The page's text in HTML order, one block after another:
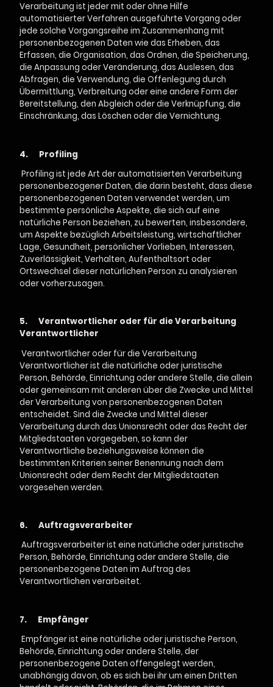
Verarbeitung ist jeder mit oder ohne Hilfe
automatisierter Verfahren ausgeführte Vorgang oder
jede solche Vorgangsreihe im Zusammenhang mit
personenbezogenen Daten wie das Erheben, das
Erfassen, die Organisation, das Ordnen, die Speicherung,
die Anpassung oder Veränderung, das Auslesen, das
Abfragen, die Verwendung, die Offenlegung durch
Übermittlung, Verbreitung oder eine andere Form der
Bereitstellung, den Abgleich oder die Verknüpfung, die
Einschränkung, das Löschen oder die Vernichtung.
4.
Profiling
Profiling ist jede Art der automatisierten Verarbeitung
personenbezogener Daten, die darin besteht, dass diese
personenbezogenen Daten verwendet werden, um
bestimmte persönliche Aspekte, die sich auf eine
natürliche Person beziehen, zu bewerten, insbesondere,
um Aspekte bezüglich Arbeitsleistung, wirtschaftlicher
Lage, Gesundheit, persönlicher Vorlieben, Interessen,
Zuverlässigkeit, Verhalten, Aufenthaltsort oder
Ortswechsel dieser natürlichen Person zu analysieren
oder vorherzusagen.
5.
Verantwortlicher oder für die Verarbeitung
Verantwortlicher
Verantwortlicher oder für die Verarbeitung
Verantwortlicher ist die natürliche oder juristische
Person, Behörde, Einrichtung oder andere Stelle, die allein
oder gemeinsam mit anderen über die Zwecke und Mittel
der Verarbeitung von personenbezogenen Daten
entscheidet. Sind die Zwecke und Mittel dieser
Verarbeitung durch das Unionsrecht oder das Recht der
Mitgliedstaaten vorgegeben, so kann der
Verantwortliche beziehungsweise können die
bestimmten Kriterien seiner Benennung nach dem
Unionsrecht oder dem Recht der Mitgliedstaaten
vorgesehen werden.
6.
Auftragsverarbeiter
Auftragsverarbeiter ist eine natürliche oder juristische
Person, Behörde, Einrichtung oder andere Stelle, die
personenbezogene Daten im Auftrag des
Verantwortlichen verarbeitet.
7.
Empfänger
Empfänger ist eine natürliche oder juristische Person,
Behörde, Einrichtung oder andere Stelle, der
personenbezogene Daten offengelegt werden,
unabhängig davon, ob es sich bei ihr um einen Dritten